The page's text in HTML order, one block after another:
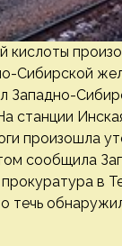
кислоты
Сибирской
Западно-
станции
произошла
сообщила
в
течь